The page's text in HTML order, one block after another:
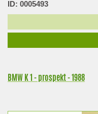
ID: 0005493
BMW K 1 - prospekt - 1988